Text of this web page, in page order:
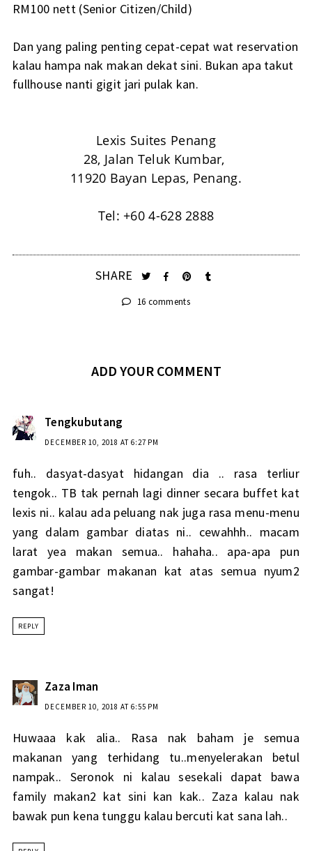
RM100 nett (Senior Citizen/Child)
Dan yang paling penting cepat-cepat wat reservation
kalau hampa nak makan dekat sini. Bukan apa takut
fullhouse nanti gigit jari pulak kan.
Lexis Suites Penang
28, Jalan Teluk Kumbar,
11920 Bayan Lepas, Penang.
Tel: +60 4-628 2888
SHARE
16 comments
ADD YOUR COMMENT
Tengkubutang
DECEMBER 10, 2018 AT 6:27 PM
fuh.. dasyat-dasyat hidangan dia .. rasa terliur
tengok.. TB tak pernah lagi dinner secara buffet kat
lexis ni.. kalau ada peluang nak juga rasa menu-menu
yang dalam gambar diatas ni.. cewahhh.. macam
larat yea makan semua.. hahaha.. apa-apa pun
gambar-gambar makanan kat atas semua nyum2
sangat!
REPLY
Zaza Iman
DECEMBER 10, 2018 AT 6:55 PM
Huwaaa kak alia.. Rasa nak baham je semua
makanan yang terhidang tu..menyelerakan betul
nampak.. Seronok ni kalau sesekali dapat bawa
family makan2 kat sini kan kak.. Zaza kalau nak
bawak pun kena tunggu kalau bercuti kat sana lah..